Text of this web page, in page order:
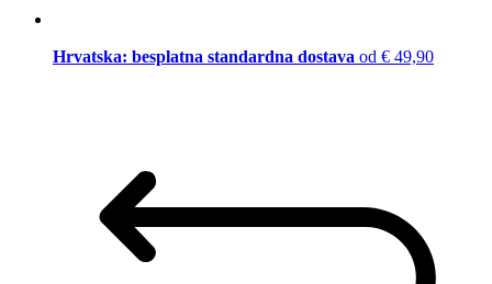
Hrvatska: besplatna standardna dostava od € 49,90